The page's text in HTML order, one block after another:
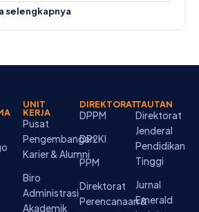
selengkapnya
UNIT
KERJA
Pusat
Pengembangan
Karier & Alumni
Biro
Administrasi
Akademik
DIREKTORAT
DPPM
DP2KI
PPM
Direktorat
Perencanaan &
TAUTAN
Direktorat
Jenderal
Pendidikan
Tinggi
Jurnal
Emerald